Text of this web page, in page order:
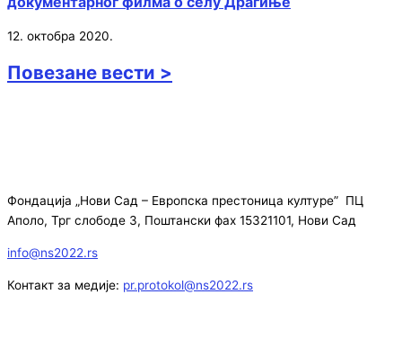
12. октобра 2020.
Повезане вести >
Фондација „Нови Сад – Европска престоница културе” ПЦ
Аполо, Трг слободе 3, Поштански фах 15321101, Нови Сад
info@ns2022.rs
Контакт за медије: pr.protokol@ns2022.rs